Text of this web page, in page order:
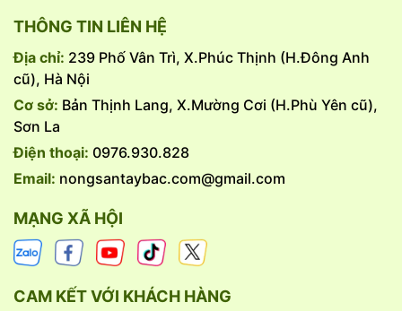
THÔNG TIN LIÊN HỆ
Địa chỉ: 239 Phố Vân Trì, X.Phúc Thịnh (H.Đông Anh
cũ), Hà Nội
Cơ sở: Bản Thịnh Lang, X.Mường Cơi (H.Phù Yên cũ),
Sơn La
Điện thoại: 0976.930.828
Email: nongsantaybac.com@gmail.com
MẠNG XÃ HỘI
CAM KẾT VỚI KHÁCH HÀNG